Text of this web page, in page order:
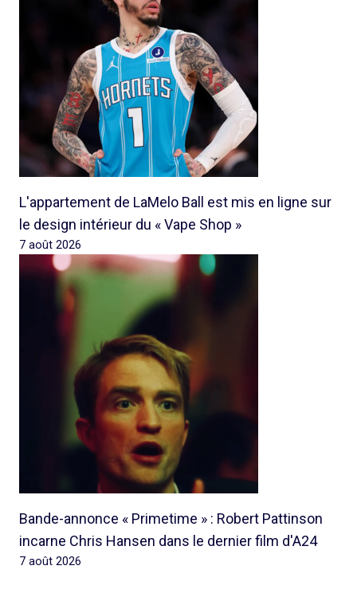
L'appartement de LaMelo Ball est mis en ligne sur
le design intérieur du « Vape Shop »
7 août 2026
Bande-annonce « Primetime » : Robert Pattinson
incarne Chris Hansen dans le dernier film d'A24
7 août 2026